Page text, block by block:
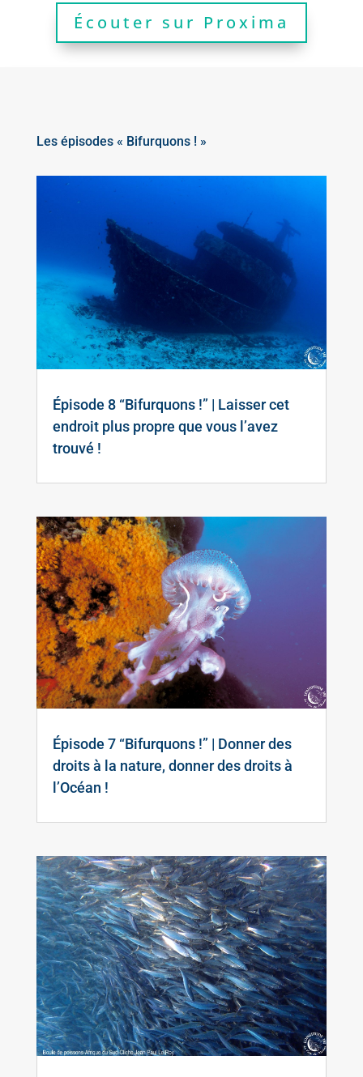
Écouter sur Proxima
Les épisodes « Bifurquons ! »
Épisode 8 “Bifurquons !” | Laisser cet
endroit plus propre que vous l’avez
trouvé !
Épisode 7 “Bifurquons !” | Donner des
droits à la nature, donner des droits à
l’Océan !